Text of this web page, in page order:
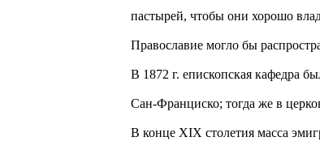
пастырей, чтобы они хорошо
Православие могло бы
В 1872 г. епископская кафедра
Сан-Франциско; тогда же в
В конце XIX столетия масса